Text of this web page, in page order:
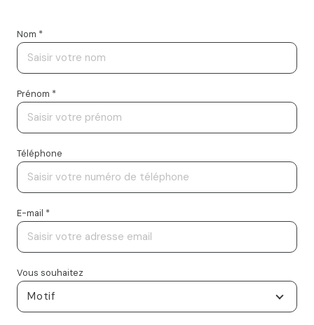
Nom *
Prénom *
Téléphone
E-mail *
Vous souhaitez
Motif